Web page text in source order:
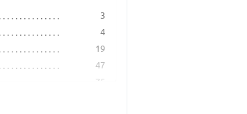
3
4
19
47
75